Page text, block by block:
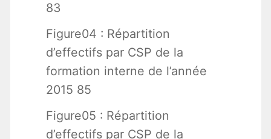
83
Figure04 : Répartition
d’effectifs par CSP de la
formation interne de l’année
2015 85
Figure05 : Répartition
d’effectifs par CSP de la